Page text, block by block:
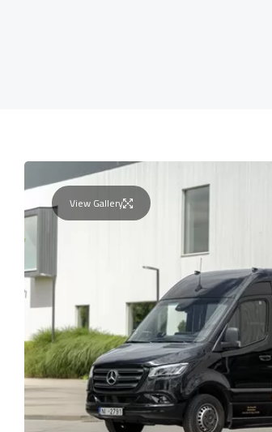
View Gallery